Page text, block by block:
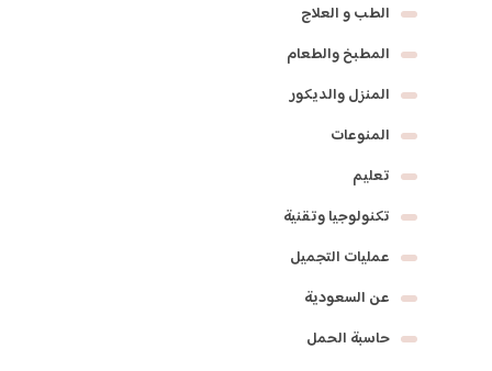
الطب و العلاج
المطبخ والطعام
المنزل والديكور
المنوعات
تعليم
تكنولوجيا وتقنية
عمليات التجميل
عن السعودية
حاسبة الحمل